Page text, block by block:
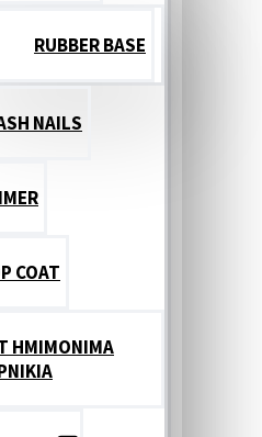
RUBBER BASE
NAILS
COAT
ΗΜΙΜΟΝΙΜΑ